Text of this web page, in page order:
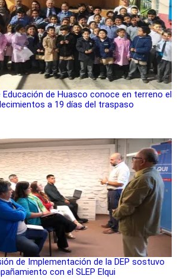
Educación de Huasco conoce en terreno el
a 19 días del traspaso
de Implementación de la DEP sostuvo
con el SLEP Elqui